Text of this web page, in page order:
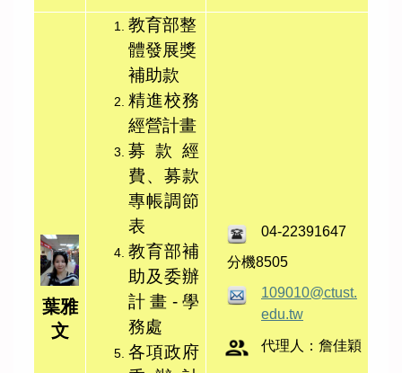
葉雅
文
教育部整
體發展獎
補助款
精進校務
經營計畫
募款經
費、募款
專帳調節
表
教育部補
助及委辦
計畫-學
務處
各項政府
04-22391647
分機8505
109010@ctust.
edu.tw
代理人：詹佳穎